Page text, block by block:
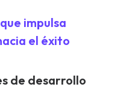
impulsa
el éxito
de desarrollo